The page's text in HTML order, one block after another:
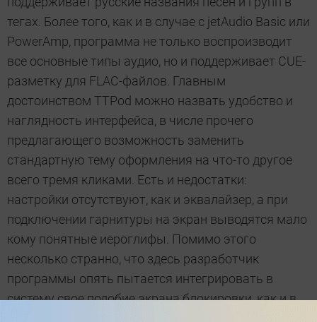
тегах. Более того, как и в случае с jetAudio Basic или
PowerAmp, программа не только воспроизводит
все основные типы аудио, но и поддерживает CUE-
разметку для FLAC-файлов. Главным
достоинством TTPod можно назвать удобство и
наглядность интерфейса, в числе прочего
предлагающего возможность заменить
стандартную тему оформления на что-то другое
всего тремя кликами. Есть и недостатки:
настройки отсутствуют, как и эквалайзер, а при
подключении гарнитуры на экран выводятся мало
кому понятные иероглифы. Помимо этого
несколько странно, что здесь разработчик
программы опять пытается интегрировать в
систему свое подобие экрана блокировки, как и в